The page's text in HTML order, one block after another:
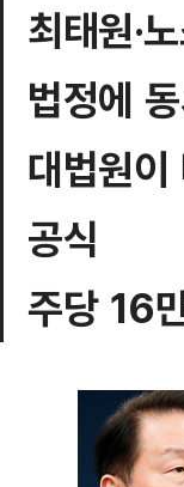
최태원·
법정에
대법원
공식
주당 16